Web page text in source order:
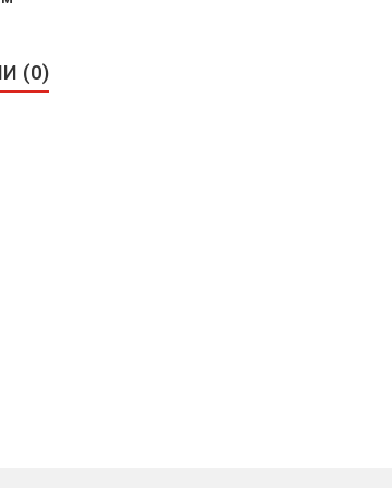
(0)